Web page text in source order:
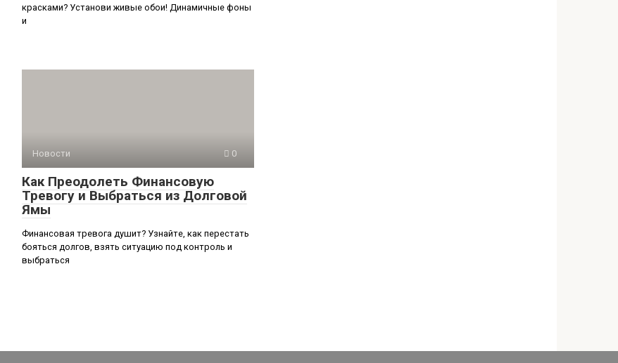
красками? Установи живые обои! Динамичные фоны
и
Новости 0
Как Преодолеть Финансовую
Тревогу и Выбраться из Долговой
Ямы
Финансовая тревога душит? Узнайте, как перестать
бояться долгов, взять ситуацию под контроль и
выбраться